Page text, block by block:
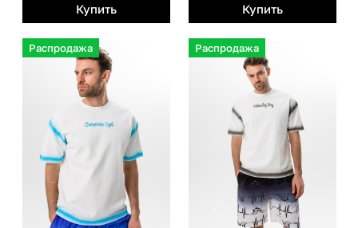
Купить Купить
Распродажа Распродажа